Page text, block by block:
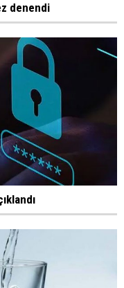
denendi